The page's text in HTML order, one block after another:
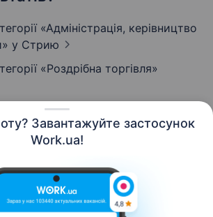
Завантажуйте застосунок
Work.ua!
«Адмiнiстрацiя, керівництво
у Стрию
«Роздрібна торгівля»